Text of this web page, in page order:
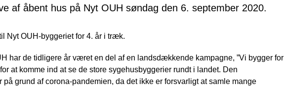
af åbent hus på Nyt OUH søndag den 6. september 2020.
Nyt OUH-byggeriet for 4. år i træk.
har de tidligere år været en del af en landsdækkende kampagne, ”Vi bygger for
at komme ind at se de store sygehusbyggerier rundt i landet. Den
grund af corona-pandemien, da det ikke er forsvarligt at samle mange